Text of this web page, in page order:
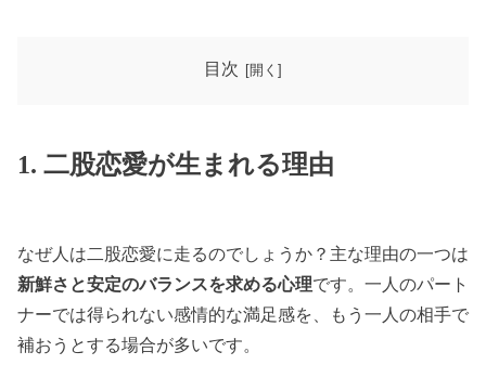
目次
1. 二股恋愛が生まれる理由
なぜ人は二股恋愛に走るのでしょうか？主な理由の一つは
新鮮さと安定のバランスを求める心理です。一人のパート
ナーでは得られない感情的な満足感を、もう一人の相手で
補おうとする場合が多いです。